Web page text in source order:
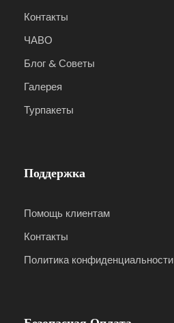
Контакты
ЧАВО
Блог & Советы
Галерея
Турпакеты
Поддержка
Помощь клиентам
Контакты
Политика конфиденциальности